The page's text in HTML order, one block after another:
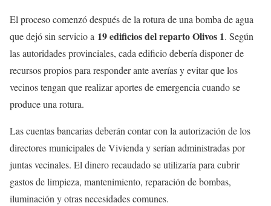
El proceso comenzó después de la rotura de una bomba de agua
que dejó sin servicio a 19 edificios del reparto Olivos 1. Según
las autoridades provinciales, cada edificio debería disponer de
recursos propios para responder ante averías y evitar que los
vecinos tengan que realizar aportes de emergencia cuando se
produce una rotura.
Las cuentas bancarias deberán contar con la autorización de los
directores municipales de Vivienda y serían administradas por
juntas vecinales. El dinero recaudado se utilizaría para cubrir
gastos de limpieza, mantenimiento, reparación de bombas,
iluminación y otras necesidades comunes.